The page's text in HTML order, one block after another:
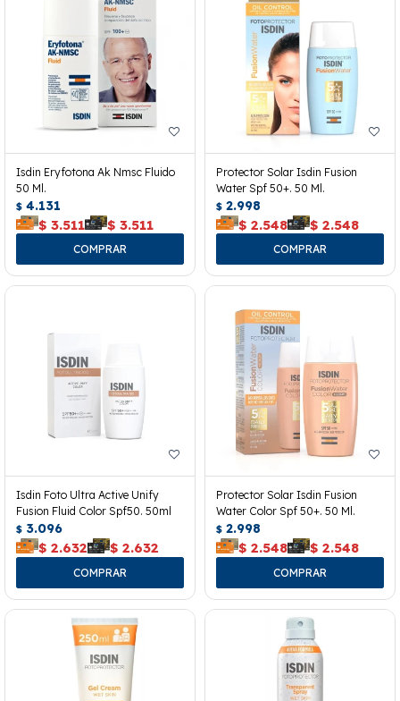
Isdin Eryfotona Ak Nmsc Fluido
50 Ml.
$ 4.131
$ 3.511 $ 3.511
Protector Solar Isdin Fusion
Water Spf 50+. 50 Ml.
$ 2.998
$ 2.548 $ 2.548
Isdin Foto Ultra Active Unify
Fusion Fluid Color Spf50. 50ml
$ 3.096
$ 2.632 $ 2.632
Protector Solar Isdin Fusion
Water Color Spf 50+. 50 Ml.
$ 2.998
$ 2.548 $ 2.548